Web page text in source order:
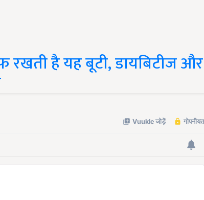
है यह बूटी, डायबिटीज और